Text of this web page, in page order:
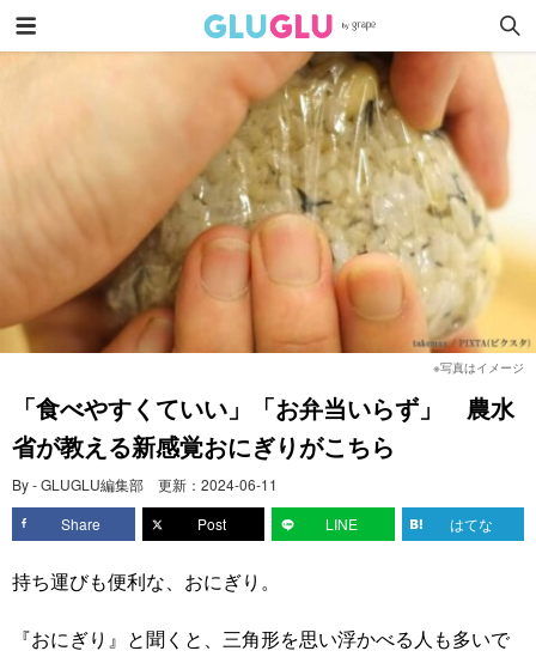
※写真はイメージ
「食べやすくていい」「お弁当いらず」 農水
省が教える新感覚おにぎりがこちら
By - GLUGLU編集部 更新： 2024-06-11
Share
Post LINE はてな
持ち運びも便利な、おにぎり。
『おにぎり』と聞くと、三角形を思い浮かべる人も多いで